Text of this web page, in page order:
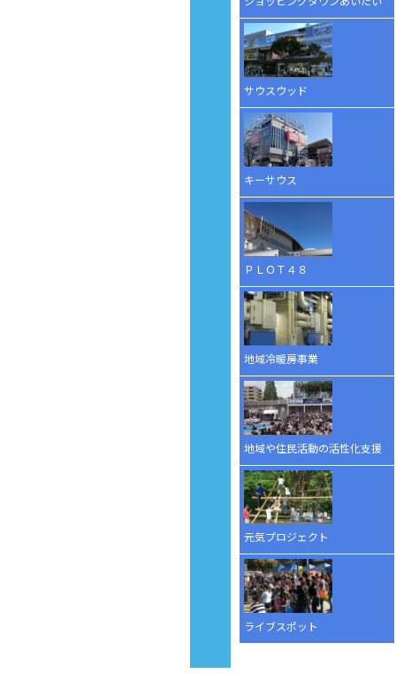
サウスウッド
キーサウス
ＰＬＯＴ４８
地域冷暖房事業
地域や住民活動の活性化支援
元気プロジェクト
ライブスポット